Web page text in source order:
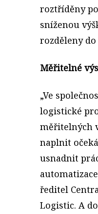
roztříděny
sníženou
rozděleny
Měřitelné
„Ve
logistické
měřitelných
naplnit
usnadnit
ředitel
Logistic. A